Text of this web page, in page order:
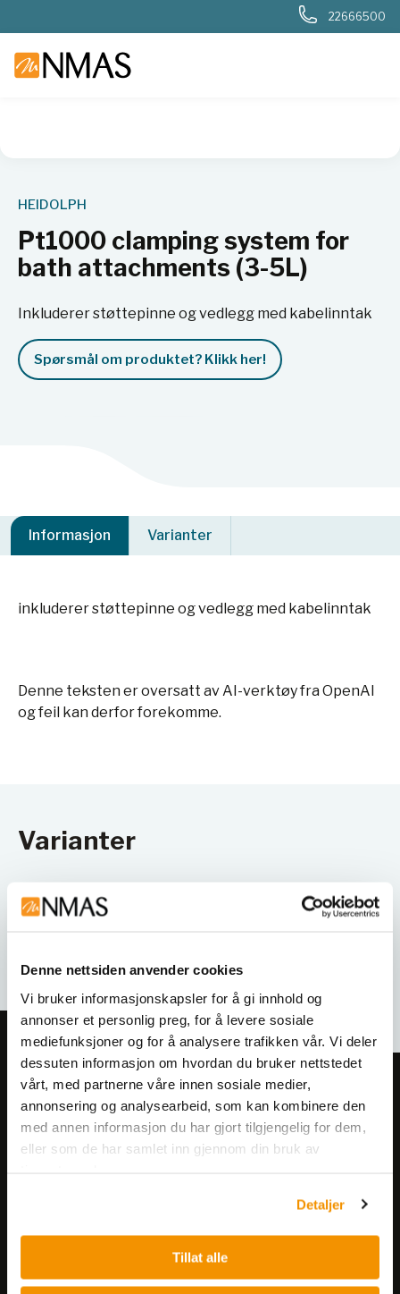
Denne nettsiden anvender cookies
Vi bruker informasjonskapsler for å gi innhold og
annonser et personlig preg, for å levere sosiale
mediefunksjoner og for å analysere trafikken vår. Vi deler
dessuten informasjon om hvordan du bruker nettstedet
vårt, med partnerne våre innen sosiale medier,
annonsering og analysearbeid, som kan kombinere den
med annen informasjon du har gjort tilgjengelig for dem,
eller som de har samlet inn gjennom din bruk av
Detaljer
Tillat alle
22666500
HEIDOLPH
Pt1000 clamping system for
bath attachments (3-5L)
Inkluderer støttepinne og vedlegg med kabelinntak
Spørsmål om produktet? Klikk her!
Informasjon Varianter
inkluderer støttepinne og vedlegg med kabelinntak
Denne teksten er oversatt av AI-verktøy fra OpenAI
og feil kan derfor forekomme.
Varianter
Meld deg på vårt nyhetsbrev!
Få informasjon om produkter,
arrangementer og kampanjer.